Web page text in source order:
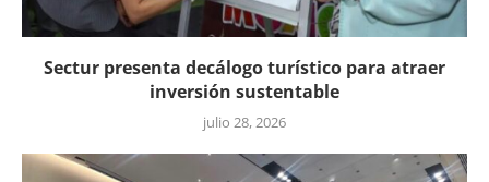
Sectur presenta decálogo turístico para atraer
inversión sustentable
julio 28, 2026